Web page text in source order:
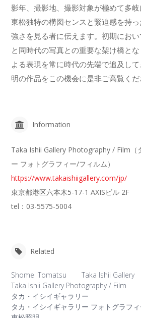
影年、撮影地、撮影対象が極めて多岐
東松独特の構図センスと緊迫感を持
強さを見る者に伝えます。初期にお
と同時代の写真との重要な架け橋と
よる表現を常に時代の先端で追及し
明の作品をこの機会に是非ご高覧くだ
Information
Taka Ishii Gallery Photography / Film（
ー フォトグラフィー/フィルム）
https://www.takaishiigallery.com/jp/
東京都港区六本木5-17-1 AXISビル 2F
tel：03-5575-5004
Related
Shomei Tomatsu
Taka Ishii Gallery
Taka Ishii Gallery Photography / Film
タカ・イシイギャラリー
タカ・イシイギャラリー フォトグラフ